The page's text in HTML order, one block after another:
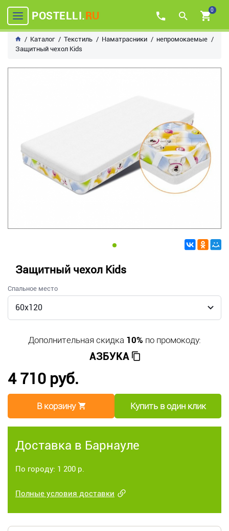
POSTELLI.RU 0
Каталог Текстиль Наматрасники
непромокаемые
Защитный чехол Kids
Защитный чехол Kids
Спальное место
Дополнительная скидка 10% по промокоду:
АЗБУКА
4 710 руб.
В корзину Купить в один клик
Доставка в Барнауле
По городу: 1 200 р.
Полные условия доставки